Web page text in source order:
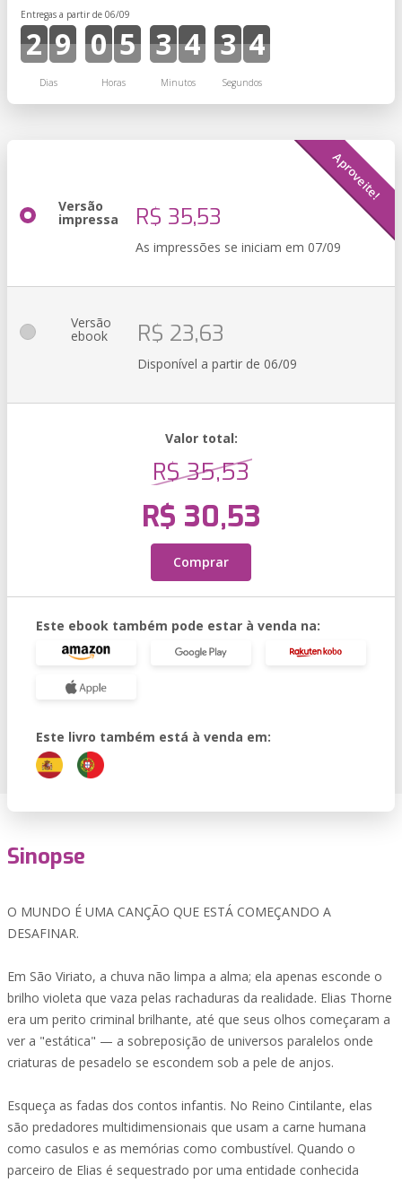
Entregas a partir de 06/09
2 9
Dias
0 5
Horas
3 4
Minutos
3 4
Segundos
Aproveite!
Versão
impressa R$ 35,53
As impressões se iniciam em 07/09
Versão
ebook R$ 23,63
Disponível a partir de 06/09
Valor total:
R$ 35,53
R$ 30,53
Comprar
Este ebook também pode estar à venda na:
Este livro também está à venda em:
Sinopse
O MUNDO É UMA CANÇÃO QUE ESTÁ COMEÇANDO A
DESAFINAR.
Em São Viriato, a chuva não limpa a alma; ela apenas esconde o
brilho violeta que vaza pelas rachaduras da realidade. Elias Thorne
era um perito criminal brilhante, até que seus olhos começaram a
ver a "estática" — a sobreposição de universos paralelos onde
criaturas de pesadelo se escondem sob a pele de anjos.
Esqueça as fadas dos contos infantis. No Reino Cintilante, elas
são predadores multidimensionais que usam a carne humana
como casulos e as memórias como combustível. Quando o
parceiro de Elias é sequestrado por uma entidade conhecida